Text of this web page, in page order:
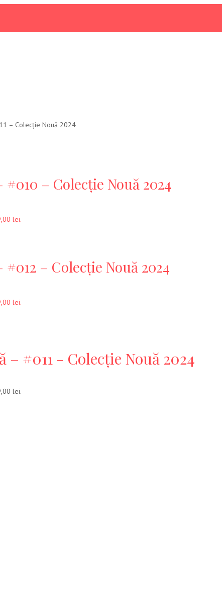
– Colecție Nouă 2024
– Colecție Nouă 2024
lei.
– Colecție Nouă 2024
lei.
#011 - Colecție Nouă 2024
lei.